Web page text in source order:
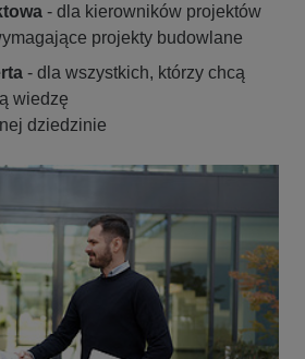
- dla kierowników projektów
projekty budowlane
- dla wszystkich, którzy chcą
wiedzę
dziedzinie